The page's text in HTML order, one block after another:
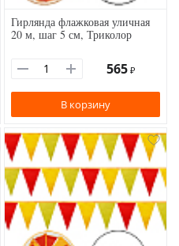
Гирлянда флажковая уличная
20 м, шаг 5 см, Триколор
565 ₽
В корзину